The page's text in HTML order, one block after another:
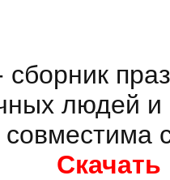
сборник
людей и